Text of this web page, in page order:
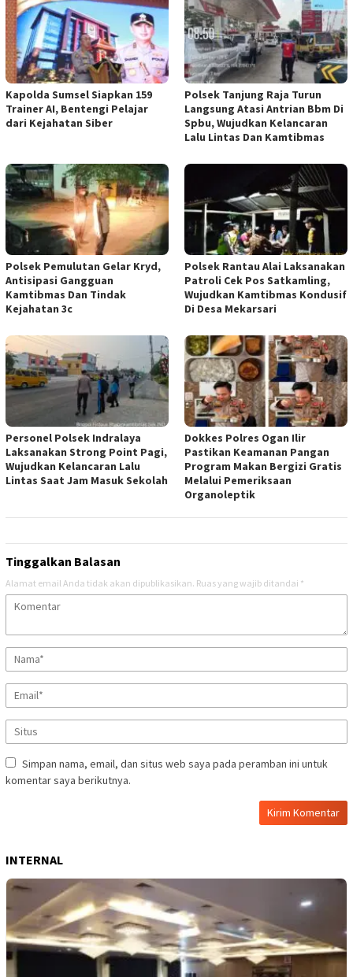
Kapolda Sumsel Siapkan 159
Trainer AI, Bentengi Pelajar
dari Kejahatan Siber
Polsek Tanjung Raja Turun
Langsung Atasi Antrian Bbm Di
Spbu, Wujudkan Kelancaran
Lalu Lintas Dan Kamtibmas
Polsek Pemulutan Gelar Kryd,
Antisipasi Gangguan
Kamtibmas Dan Tindak
Kejahatan 3c
Polsek Rantau Alai Laksanakan
Patroli Cek Pos Satkamling,
Wujudkan Kamtibmas Kondusif
Di Desa Mekarsari
Personel Polsek Indralaya
Laksanakan Strong Point Pagi,
Wujudkan Kelancaran Lalu
Lintas Saat Jam Masuk Sekolah
Dokkes Polres Ogan Ilir
Pastikan Keamanan Pangan
Program Makan Bergizi Gratis
Melalui Pemeriksaan
Organoleptik
Tinggalkan Balasan
Alamat email Anda tidak akan dipublikasikan. Ruas yang wajib ditandai *
Simpan nama, email, dan situs web saya pada peramban ini untuk
komentar saya berikutnya.
INTERNAL